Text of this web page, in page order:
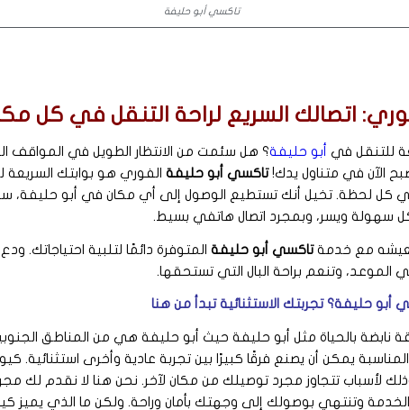
تاكسي أبو حليفة
اتصالك السريع لراحة التنقل في كل
للتنقل في أبو حليفة؟ هل سئمت من الانتظار الطويل في المواقف
الآن في متناول يدك!تاكسي أبو حليفة الفوري هو بوابتك
كل لحظة. تخيل أنك تستطيع الوصول إلى أي مكان في أبو حليفة،
سهولة ويسر، وبمجرد اتصال هاتفي بسيط.
تعيشه مع خدمةتاكسي أبو حليفة المتوفرة دائمًا لتلبية احتياجاتك.
الموعد، وتنعم براحة البال التي تستحقها.
حليفة؟ تجربتك الاستثنائية تبدأ من هنا
نابضة بالحياة مثل أبو حليفة حيث أبو حليفة هي من المناطق
المناسبة يمكن أن يصنع فرقًا كبيرًا بين تجربة عادية وأخرى
لأسباب تتجاوز مجرد توصيلك من مكان لآخر. نحن هنا لا نقدم لك
وتنتهي بوصولك إلى وجهتك بأمان وراحة. ولكن ما الذي يميز